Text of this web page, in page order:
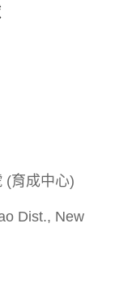
(育成中心)
Dist., New